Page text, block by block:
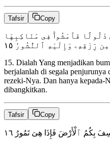
Tafsir Copy
فَٱمْشُوا۟ فِى مَنَاكِبِهَا
مِن رِّزْقِهِۦ وَإِلَيْهِ ٱلنُّشُورُ ١٥
15. Dialah Yang menjadikan
berjalanlah di segala penjurunya
rezeki-Nya. Dan hanya kepada-
dibangkitkan.
Tafsir Copy
بِكُمُ ٱلْأَرْضَ فَإِذَا هِىَ تَمُورُ ١٦